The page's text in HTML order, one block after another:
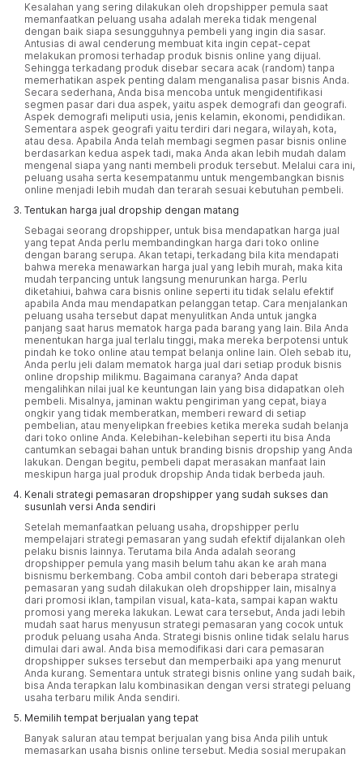
Kesalahan yang sering dilakukan oleh dropshipper pemula saat
memanfaatkan peluang usaha adalah mereka tidak mengenal
dengan baik siapa sesungguhnya pembeli yang ingin dia sasar.
Antusias di awal cenderung membuat kita ingin cepat-cepat
melakukan promosi terhadap produk bisnis online yang dijual.
Sehingga terkadang produk disebar secara acak (random) tanpa
memerhatikan aspek penting dalam menganalisa pasar bisnis Anda.
Secara sederhana, Anda bisa mencoba untuk mengidentifikasi
segmen pasar dari dua aspek, yaitu aspek demografi dan geografi.
Aspek demografi meliputi usia, jenis kelamin, ekonomi, pendidikan.
Sementara aspek geografi yaitu terdiri dari negara, wilayah, kota,
atau desa. Apabila Anda telah membagi segmen pasar bisnis online
berdasarkan kedua aspek tadi, maka Anda akan lebih mudah dalam
mengenal siapa yang nanti membeli produk tersebut. Melalui cara ini,
peluang usaha serta kesempatanmu untuk mengembangkan bisnis
online menjadi lebih mudah dan terarah sesuai kebutuhan pembeli.
Tentukan harga jual dropship dengan matang
Sebagai seorang dropshipper, untuk bisa mendapatkan harga jual
yang tepat Anda perlu membandingkan harga dari toko online
dengan barang serupa. Akan tetapi, terkadang bila kita mendapati
bahwa mereka menawarkan harga jual yang lebih murah, maka kita
mudah terpancing untuk langsung menurunkan harga. Perlu
diketahiui, bahwa cara bisnis online seperti itu tidak selalu efektif
apabila Anda mau mendapatkan pelanggan tetap. Cara menjalankan
peluang usaha tersebut dapat menyulitkan Anda untuk jangka
panjang saat harus mematok harga pada barang yang lain. Bila Anda
menentukan harga jual terlalu tinggi, maka mereka berpotensi untuk
pindah ke toko online atau tempat belanja online lain. Oleh sebab itu,
Anda perlu jeli dalam mematok harga jual dari setiap produk bisnis
online dropship milikmu. Bagaimana caranya? Anda dapat
mengalihkan nilai jual ke keuntungan lain yang bisa didapatkan oleh
pembeli. Misalnya, jaminan waktu pengiriman yang cepat, biaya
ongkir yang tidak memberatkan, memberi reward di setiap
pembelian, atau menyelipkan freebies ketika mereka sudah belanja
dari toko online Anda. Kelebihan-kelebihan seperti itu bisa Anda
cantumkan sebagai bahan untuk branding bisnis dropship yang Anda
lakukan. Dengan begitu, pembeli dapat merasakan manfaat lain
meskipun harga jual produk dropship Anda tidak berbeda jauh.
Kenali strategi pemasaran dropshipper yang sudah sukses dan
susunlah versi Anda sendiri
Setelah memanfaatkan peluang usaha, dropshipper perlu
mempelajari strategi pemasaran yang sudah efektif dijalankan oleh
pelaku bisnis lainnya. Terutama bila Anda adalah seorang
dropshipper pemula yang masih belum tahu akan ke arah mana
bisnismu berkembang. Coba ambil contoh dari beberapa strategi
pemasaran yang sudah dilakukan oleh dropshipper lain, misalnya
dari promosi iklan, tampilan visual, kata-kata, sampai kapan waktu
promosi yang mereka lakukan. Lewat cara tersebut, Anda jadi lebih
mudah saat harus menyusun strategi pemasaran yang cocok untuk
produk peluang usaha Anda. Strategi bisnis online tidak selalu harus
dimulai dari awal. Anda bisa memodifikasi dari cara pemasaran
dropshipper sukses tersebut dan memperbaiki apa yang menurut
Anda kurang. Sementara untuk strategi bisnis online yang sudah baik,
bisa Anda terapkan lalu kombinasikan dengan versi strategi peluang
usaha terbaru milik Anda sendiri.
Memilih tempat berjualan yang tepat
Banyak saluran atau tempat berjualan yang bisa Anda pilih untuk
memasarkan usaha bisnis online tersebut. Media sosial merupakan